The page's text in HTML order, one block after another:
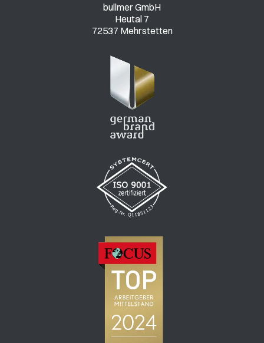
bullmer GmbH
Heutal 7
72537 Mehrstetten